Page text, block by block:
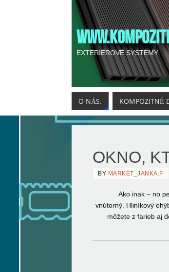
EXTERIÉROVÉ SYSTÉMY
O NÁS. KOMPOZITNÉ
OKNO,
BY MARKET_JANKA.F
Ako inak – no
vnútorný. Hliníkový
môžete z farieb aj